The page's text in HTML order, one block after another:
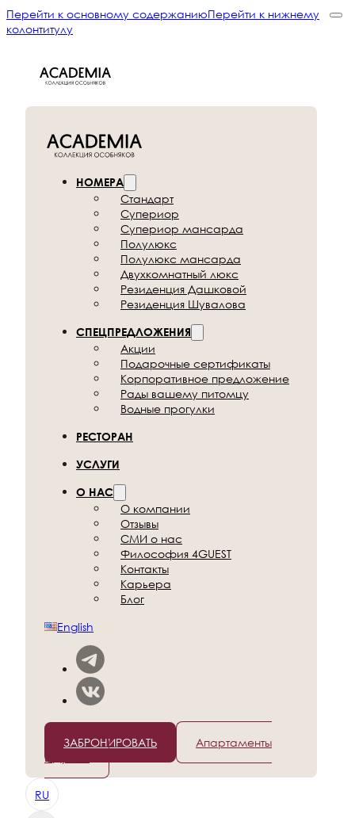
Перейти к основному содержаниюПерейти к нижнему
колонтитулу
НОМЕРА
Стандарт
Супериор
Супериор мансарда
Полулюкс
Полулюкс мансарда
Двухкомнатный люкс
Резиденция Дашковой
Резиденция Шувалова
СПЕЦПРЕДЛОЖЕНИЯ
Акции
Подарочные сертификаты
Корпоративное предложение
Рады вашему питомцу
Водные прогулки
РЕСТОРАН
УСЛУГИ
О НАС
О компании
Отзывы
СМИ о нас
Философия 4GUEST
Контакты
Карьера
Блог
English
+7 (812) 565-96-50
ЗАБРОНИРОВАТЬ
Апартаменты
в Дубае
RU